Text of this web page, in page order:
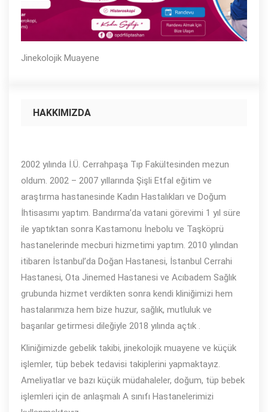
Jinekolojik Muayene
HAKKIMIZDA
2002 yılında İ.Ü. Cerrahpaşa Tıp Fakültesinden mezun
oldum. 2002 – 2007 yıllarında Şişli Etfal eğitim ve
araştırma hastanesinde Kadın Hastalıkları ve Doğum
İhtisasımı yaptım. Bandırma’da vatani görevimi 1 yıl süre
ile yaptıktan sonra Kastamonu İnebolu ve Taşköprü
hastanelerinde mecburi hizmetimi yaptım. 2010 yılından
itibaren İstanbul’da Doğan Hastanesi, İstanbul Cerrahi
Hastanesi, Ota Jinemed Hastanesi ve Acıbadem Sağlık
grubunda hizmet verdikten sonra kendi kliniğimizi hem
hastalarımıza hem bize huzur, sağlık, mutluluk ve
başarılar getirmesi dileğiyle 2018 yılında açtık .
Kliniğimizde gebelik takibi, jinekolojik muayene ve küçük
işlemler, tüp bebek tedavisi takiplerini yapmaktayız.
Ameliyatlar ve bazı küçük müdahaleler, doğum, tüp bebek
işlemleri için de anlaşmalı A sınıfı Hastanelerimizi